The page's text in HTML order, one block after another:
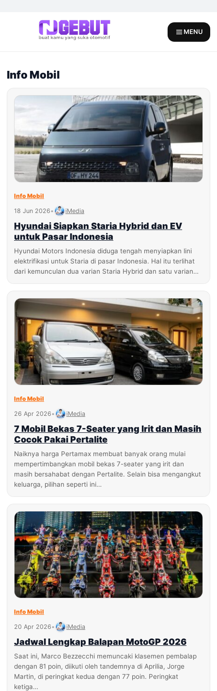
MENU
Info Mobil
Info Mobil
18 Jun 2026• iMedia
Hyundai Siapkan Staria Hybrid dan EV
untuk Pasar Indonesia
Hyundai Motors Indonesia diduga tengah menyiapkan lini
elektrifikasi untuk Staria di pasar Indonesia. Hal itu terlihat
dari kemunculan dua varian Staria Hybrid dan satu varian…
Info Mobil
26 Apr 2026• iMedia
7 Mobil Bekas 7-Seater yang Irit dan Masih
Cocok Pakai Pertalite
Naiknya harga Pertamax membuat banyak orang mulai
mempertimbangkan mobil bekas 7-seater yang irit dan
masih bersahabat dengan Pertalite. Selain bisa mengangkut
keluarga, pilihan seperti ini…
Info Mobil
20 Apr 2026• iMedia
Jadwal Lengkap Balapan MotoGP 2026
Saat ini, Marco Bezzecchi memuncaki klasemen pembalap
dengan 81 poin, diikuti oleh tandemnya di Aprilia, Jorge
Martin, di peringkat kedua dengan 77 poin. Peringkat
ketiga…